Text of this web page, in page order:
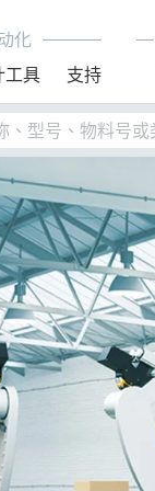
化
工具 支持